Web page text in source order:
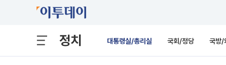
정치 대통령실/총리실 국회/정당 국방/